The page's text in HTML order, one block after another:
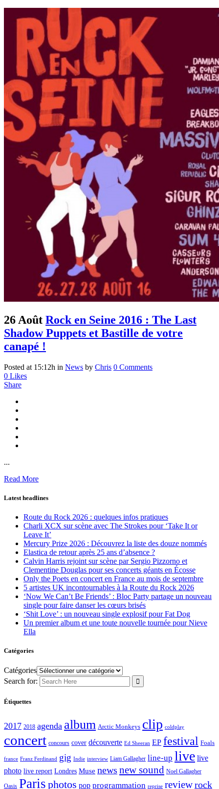
26 Août Rock en Seine 2016 : The Last
Shadow Puppets et Bastille de votre
canapé !
Posted at 15:12h in News by Chris 0 Comments
0 Likes
Share
...
Read More
Latest headlines
Route du Rock 2026 : quelques infos pratiques
Charli XCX sur scène avec The Strokes pour ‘Take It or
Leave It’
Mercury Prize 2026 : Découvrez la liste des douze nommés
Elastica de retour après 25 ans d’absence ?
Calvin Harris rejoint sur scène par Sergio Pizzorno et
Clementine Douglas pour ses concerts géants en Écosse
Only the Poets en concert en France au mois de septembre
5 artistes UK incontournables à la Route du Rock 2026
‘Now We Can’t Be Friends’ : Bloc Party partage un nouveau
single pour faire danser les cœurs brisés
‘Shit Love’ : un nouveau single explosif pour Fat Dog
Un premier album et une toute nouvelle tournée pour Nieve
Ella
Catégories
Catégories
Search for:
Étiquettes
2017 2018 agenda album Arctic Monkeys clip coldplay
concert concours cover découverte Ed Sheeran EP festival Foals
france Franz Ferdinand gig Indie interview Liam Gallagher line-up live live
photo live report Londres Muse news new sound Noel Gallagher
Oasis Paris photos pop programmation reprise reviewrock